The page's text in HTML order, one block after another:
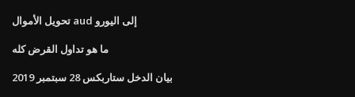
تحويل الأموال aud إلى اليورو
ما هو تداول القرض كله
بيان الدخل ستاربكس 28 سبتمبر 2019